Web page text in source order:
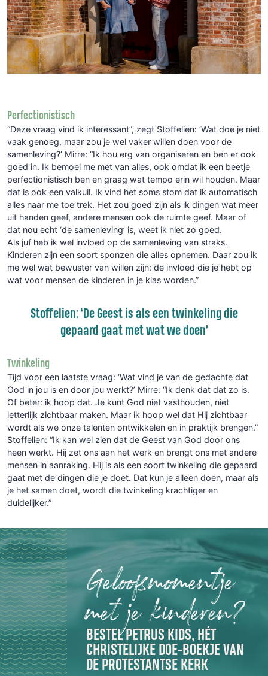
Perfectionistisch
“Deze vraag vind ik interessant”, zegt Stoffelien: ‘Wat doe je niet
vaak genoeg, maar zou je wel vaker willen doen voor de
samenleving?’ Mirre: “Ik hou erg van organiseren en ben er ook
goed in. Ik bemoei me met van alles, ook omdat ik een beetje
perfectionistisch ben en graag wat tempo erin wil houden. Maar
dat is ook een valkuil. Ik vind het soms stom dat ik automatisch
alles naar me toe trek. Het zou goed zijn als ik dingen wat meer
uit handen geef, andere mensen ook de ruimte geef. Maar of
dat nou echt ‘de samenleving’ is, weet ik niet zo goed.
Als juf heb ik wel invloed op de samenleving van straks.
Kinderen zijn een soort sponzen die alles opnemen. Daar zou ik
me wel wat bewuster van willen zijn: de invloed die je hebt op
wat voor mensen de kinderen in je klas worden.”
Stoffelien: ‘De Geest is als een twinkeling die
gepaard gaat met wat we doen’
Twinkeling
Tijd voor een laatste vraag: ‘Wat vind je van de gedachte dat
God in jou is en door jou werkt?’ Mirre: “Ik denk dat dat zo is.
Of beter: ik hoop dat. Je kunt God niet vasthouden, niet
letterlijk zichtbaar maken. Maar ik hoop wel dat Hij zichtbaar
wordt als we onze talenten ontwikkelen en in praktijk brengen.”
Stoffelien: “Ik kan wel zien dat de Geest van God door ons
heen werkt. Hij zet ons aan het werk en brengt ons met andere
mensen in aanraking. Hij is als een soort twinkeling die gepaard
gaat met de dingen die je doet. Dat kun je alleen doen, maar als
je het samen doet, wordt die twinkeling krachtiger en
duidelijker.”
Geloofsmomentje
met je kinderen?
BESTEL PETRUS KIDS, HÉT
CHRISTELIJKE DOE-BOEKJE VAN
DE PROTESTANTSE KERK